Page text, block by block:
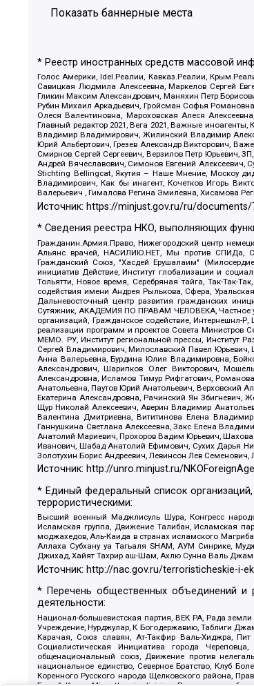
Показать баннерные места
* Реестр иностранных средств массовой
Голос Америки, Idel.Реалии, Кавказ.Реалии,
Савицкая Людмила Алексеевна, Маркелов Сергей
Гликин Максим Александрович, Маняхин Петр
Рубин Михаил Аркадьевич, Гройсман Софья
Олеся Валентиновна, Мароховская Алеся
Главный редактор 2021, Вега 2021, Важные
Владимир Владимирович, Жилинский Владимир
Юрий Альбертович, Грезев Александр Викторович,
Смирнов Сергей Сергеевич, Верзилов Петр Юрьевич,
Андрей Вячеславович, Симонов Евгений Алексеевич,
Stichting Bellingcat, Якутия – Наше Мнение, Москоу
Владимирович, Как бы инагент, Кочетков Игорь
Валерьевич , Гималова Регина Эмилевна, Хисамова
Источник: https://minjust.gov.ru/ru/
* Сведения реестра НКО, выполняющих
Гражданин.Армия.Право, Нижегородский центр
Альянс врачей, НАСИЛИЮ.НЕТ, Мы против СПИДа,
Гражданский Союз, "Хасдей Ерушалаим"
инициатив Действие, Институт глобализации и
Тольятти, Новое время, Серебряная тайга, Так-Так-
содействия имени Андрея Рылькова, Сфера,
Дальневосточный центр развития гражданских
Сутяжник, АКАДЕМИЯ ПО ПРАВАМ ЧЕЛОВЕКА, Частное
организаций, Гражданское содействие, Интернешнл-
реализации программ и проектов Совета Министров
МЕМО. РУ, Институт региональной прессы, Институт
Сергей Владимирович, Милославский Павел
Анна Валерьевна, Бурдина Юлия Владимировна,
Александрович, Шарипков Олег Викторович,
Александровна, Исламов Тимур Рифгатович,
Анатольевна, Паутов Юрий Анатольевич, Верховский
Екатерина Александровна, Рачинский Ян Збигневич,
Щур Николай Алексеевич, Аверин Владимир
Валентина Дмитриевна, Вититинова Елена
Ганнушкина Светлана Алексеевна, Закс Елена
Анатолий Мариевич, Прохоров Вадим Юрьевич,
Иванович, Шабад Анатолий Ефимович, Сухих Дарья
Золотухин Борис Андреевич, Левинсон Лев
Источник: http://unro.minjust.ru/
* Единый федеральный список
террористическими:
Высший военный Маджлисуль Шура, Конгресс
Исламская группа, Движение Талибан, Исламская
моджахедов, Аль-Каида в странах исламского
Аллаха Субхану уа Тагьаля SHAM, АУМ Синрике,
Джихад, Хайят Тахрир аш-Шам, Ахлю Сунна Валь
Источник: http://nac.gov.ru/terroristicheskie-i-
* Перечень общественных объединений и
деятельности:
Национал-большевистская партия, ВЕК РА, Рада
Учреждение, Нурджулар, К Богодержавию, Таблиги
Карачая, Союз славян, Ат-Такфир Валь-Хиджра,
Социалистическая Инициатива города
общенациональный союз, Движение против
национальное единство, Северное Братство, Клуб
Коренного Русского народа Щелковского района,